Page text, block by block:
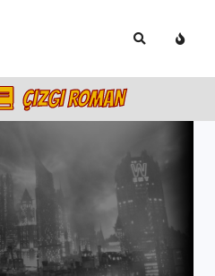
ÇIZGI ROMAN